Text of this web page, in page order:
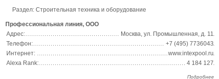
Раздел: Строительная техника и оборудование
Профессиональная линия, ООО
Адрес:
Москва, ул. Промышленная, д. 11
Телефон:
+7 (495) 7736043
Интернет:
www.intexpool.ru
Alexa Rank:
4 184 127
Подробнее